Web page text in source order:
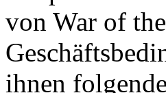
von War of
ihnen